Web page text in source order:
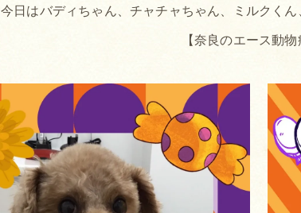
今日はバディちゃん、チャチャちゃん、ミルクく
【奈良のエース動物